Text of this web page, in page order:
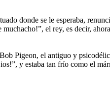
donde se le esperaba,
el rey, es decir,
Pigeon, el antiguo y
y estaba tan frío como el